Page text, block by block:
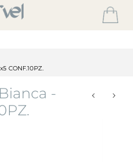
CONF.10PZ.
-